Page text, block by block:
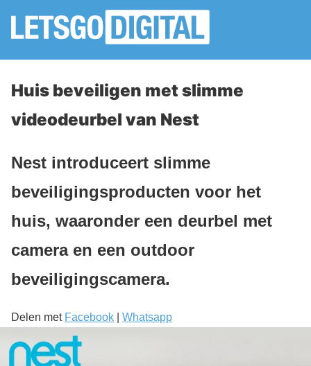
Huis beveiligen met slimme
videodeurbel van Nest
Nest introduceert slimme
beveiligingsproducten voor het
huis, waaronder een deurbel met
camera en een outdoor
beveiligingscamera.
Delen met Facebook Whatsapp